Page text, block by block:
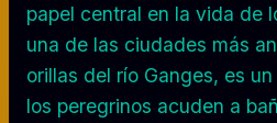
papel central en la vida de
una de las ciudades más
orillas del río Ganges, es
los peregrinos acuden a